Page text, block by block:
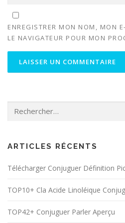
ENREGISTRER MON NOM, MON
LE NAVIGATEUR POUR MON
ARTICLES RÉCENTS
Télécharger Conjuguer Définition
TOP10+ Cla Acide Linoléique
TOP42+ Conjuguer Parler Aperçu